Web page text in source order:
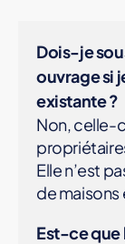
Dois-je
ouvrage si
existante ?
Non, celle-
Elle n’est
de maisons
Est-ce que